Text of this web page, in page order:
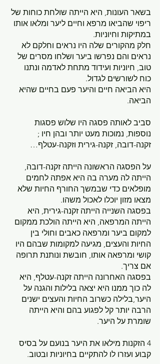
בשאר העונות, היא הייתה שולחת כוחות של
ריפוי שהביאו מרפא וחיים ליער ומלאו אותו
במתיקות וחיוניות.
חלק מהקורים שלה היו נראים וחלקם לא
נראים והם נפרשו ביער ושלחו מסרים של
טוב, חיוניות ועידוד מתחת לאדמה ונתנו
כוח לשורשים לגדול.
היא הביאה חיים והיער פעם בחיים שהיא
הביאה.
סביב לאותה פסגה היו שלוש פסגות
נוספות, נמוכות מעט יותר ובהן חיו ;
זקנה-דובה, זקנה-גירית וזקנה-עטלף…
על הפסגה הראשונה הייתה זקנה-דובה,
הייתה לה מערה בה היא אפתה לחמים
מופלאים כדי שבמשך החורף החיות שלא
מצאו מזון יוכלו לאכול משהו.
בפסגה השנייה הייתה זקנה-גירית, היא
הייתה המרפאה, היא הייתה הולכת ממקום
למקום ביער ומרפאה כאבים וחולי בין
החיות והעצים, מגיעה למקומות שבהם היו
קושי ומרפאה אותו, חובשת ונותנת תרופה
אם צריך.
בפסגה האחרונה הייתה זקנה-עטלף, היא
לה כוך ממנו היא יצאה בלילות והגנה על
היער,בלילה כשרוב החיות והעצים ישנים
הרבה יותר קל לפגוע בהם והיא הייתה
שומרת על היער.
4 הזקנות מילאו את היער בנועם על בסיס
קבוע ועזרו לו להתקיים בחיוניות ובטוב.